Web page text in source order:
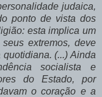
judaica,
ponto de vista dos
esta implica um
extremos, deve
(...) Ainda
socialista e
do Estado, por
o coração e a